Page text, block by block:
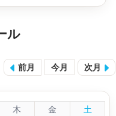
ル
前月 今月 次月
木 金 土